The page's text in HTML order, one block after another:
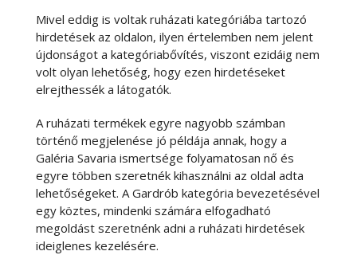
Mivel eddig is voltak ruházati kategóriába tartozó
hirdetések az oldalon, ilyen értelemben nem jelent
újdonságot a kategóriabővítés, viszont ezidáig nem
volt olyan lehetőség, hogy ezen hirdetéseket
elrejthessék a látogatók.
A ruházati termékek egyre nagyobb számban
történő megjelenése jó példája annak, hogy a
Galéria Savaria ismertsége folyamatosan nő és
egyre többen szeretnék kihasználni az oldal adta
lehetőségeket. A Gardrób kategória bevezetésével
egy köztes, mindenki számára elfogadható
megoldást szeretnénk adni a ruházati hirdetések
ideiglenes kezelésére.